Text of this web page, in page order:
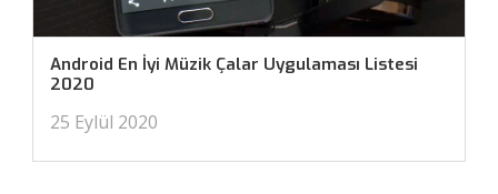
Android En İyi Müzik Çalar Uygulaması Listesi
2020
25 Eylül 2020